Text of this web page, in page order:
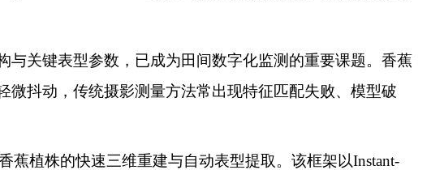
关键表型参数，已成为田间数字化监测的重要课题。香蕉
抖动，传统摄影测量方法常出现特征匹配失败、模型破
植株的快速三维重建与自动表型提取。该框架以Instant-